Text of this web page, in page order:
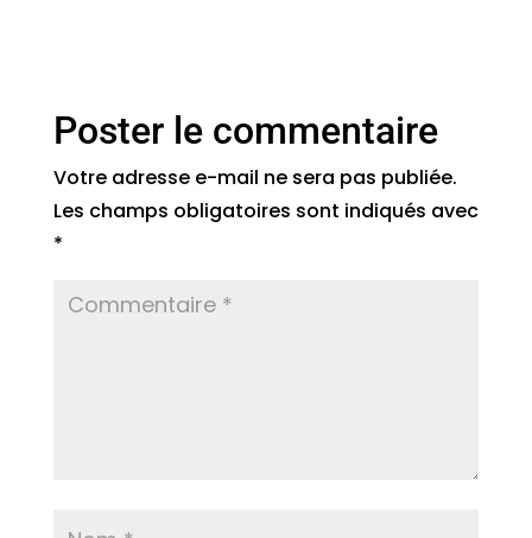
Poster le commentaire
Votre adresse e-mail ne sera pas publiée.
Les champs obligatoires sont indiqués avec
*